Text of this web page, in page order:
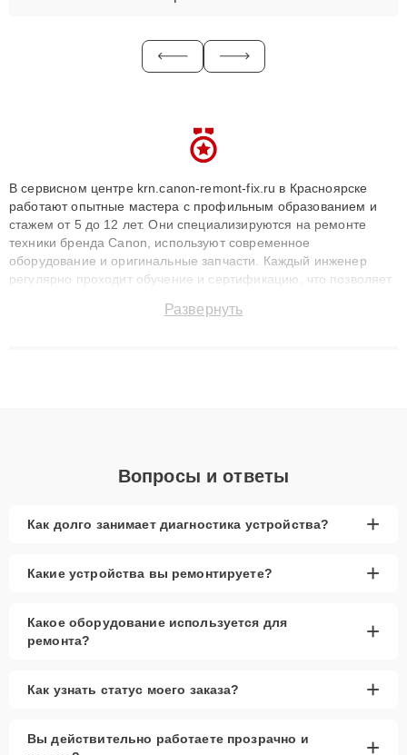
В сервисном центре krn.canon-remont-fix.ru в Красноярске
работают опытные мастера с профильным образованием и
стажем от 5 до 12 лет. Они специализируются на ремонте
техники бренда Canon, используют современное
оборудование и оригинальные запчасти. Каждый инженер
регулярно проходит обучение и сертификацию, что позволяет
технику с сохранением гарантии до 3 лет. Наши мастера
Развернуть
Вопросы и ответы
Как долго занимает диагностика устройства? +
Какие устройства вы ремонтируете? +
Какое оборудование используется для
ремонта?
+
Как узнать статус моего заказа? +
Вы действительно работаете прозрачно и
+